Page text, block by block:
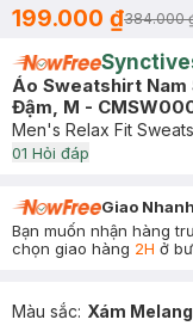
199.000 ₫384.000
Áo Sweatshirt Nam
Đậm, M -
Men's Relax Fit
01 Hỏi đáp
Giao
Bạn muốn nhận hàng
chọn giao hàng 2H ở
Màu sắc: Xám